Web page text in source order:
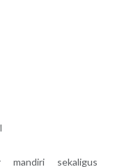
mandiri sekaligus